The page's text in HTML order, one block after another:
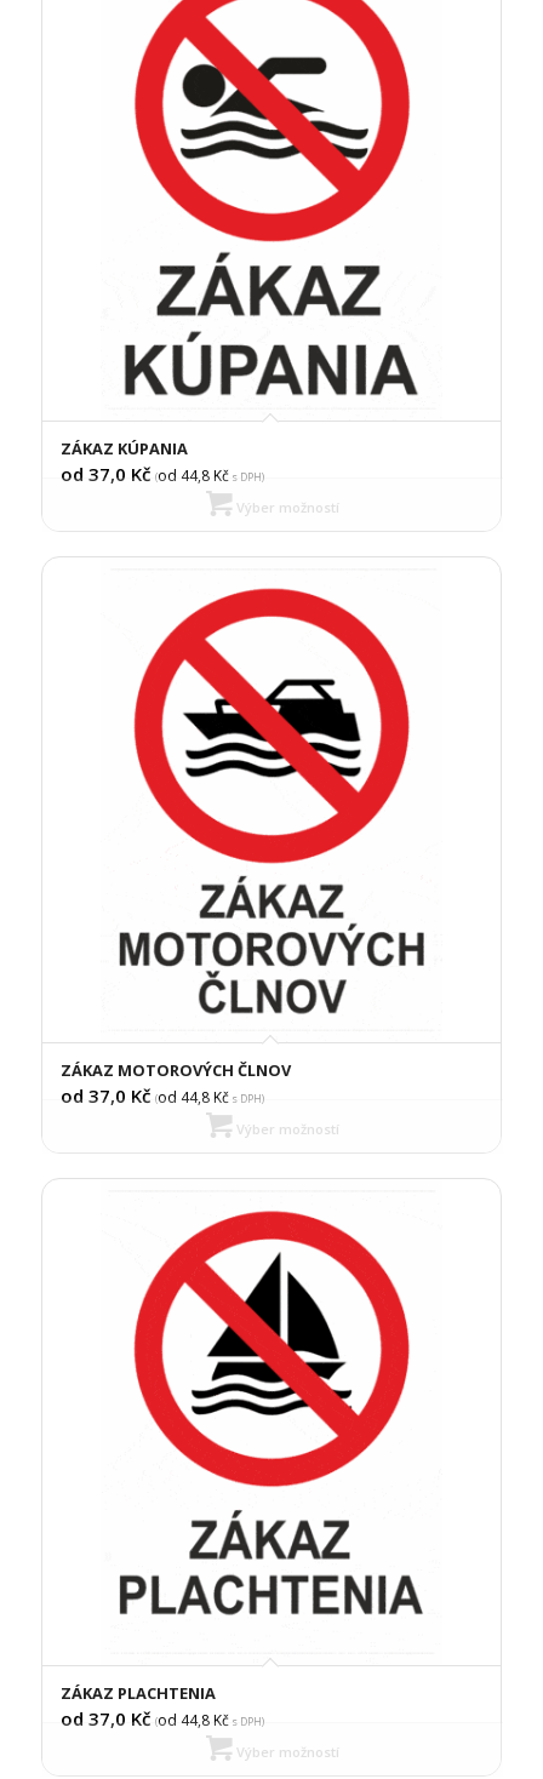
ZÁKAZ KÚPANIA
od 37,0 Kč (od 44,8Kčs DPH)
Výber možností
ZÁKAZ MOTOROVÝCH ČLNOV
od 37,0 Kč (od 44,8Kčs DPH)
Výber možností
ZÁKAZ PLACHTENIA
od 37,0 Kč (od 44,8Kčs DPH)
Výber možností